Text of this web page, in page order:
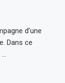
d’une
Dans ce
…